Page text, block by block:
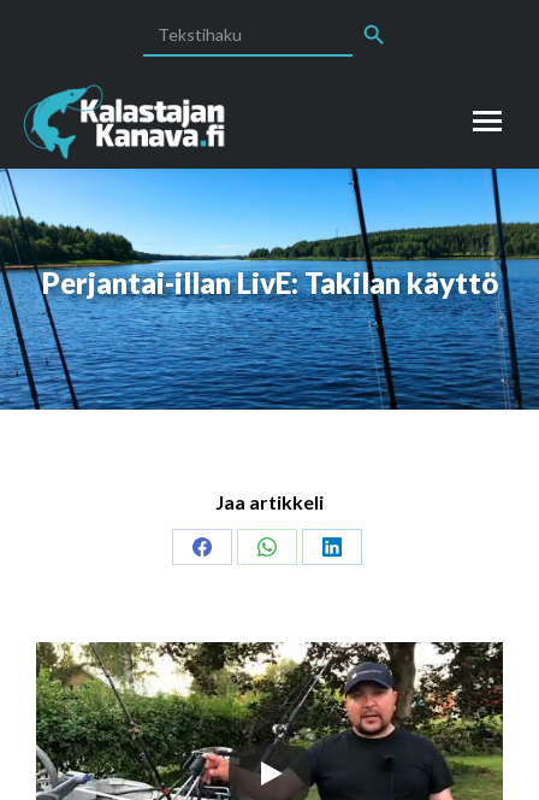
for:
Perjantai-illan LivE: Takilan käyttö
Jaa artikkeli
Share
Share
Share